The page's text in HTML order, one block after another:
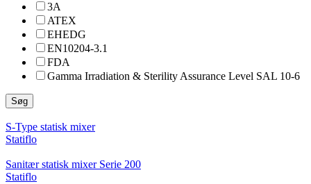
3A
ATEX
EHEDG
EN10204-3.1
FDA
Gamma Irradiation & Sterility Assurance Level SAL 10-6
Søg
S-Type statisk mixer
Statiflo
Sanitær statisk mixer Serie 200
Statiflo